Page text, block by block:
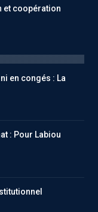
et coopération
en congés : La
: Pour Labiou